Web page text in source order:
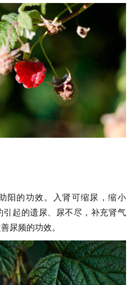
阳的功效。入肾可缩尿，缩小
引起的遗尿、尿不尽，补充肾气
尿频的功效。